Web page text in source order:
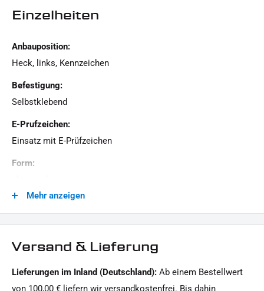
Einzelheiten
Anbauposition:
Heck, links, Kennzeichen
Befestigung:
Selbstklebend
E-Prufzeichen:
Einsatz mit E-Prüfzeichen
Form:
96 x 24 x 8 mm
Mehr anzeigen
Versand & Lieferung
Lieferungen im Inland (Deutschland): Ab einem Bestellwert